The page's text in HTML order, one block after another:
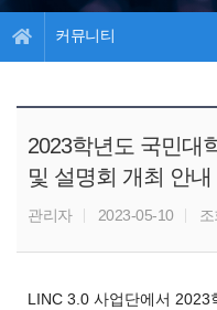
커뮤니티
2023학년도 국민대
및 설명회 개최 안내
관리자 2023-05-10
LINC 3.0 사업단에서 2023